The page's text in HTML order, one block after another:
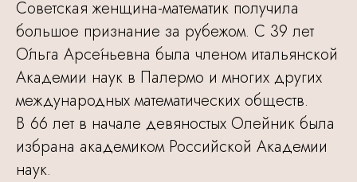
Советская женщина-математик получила
большое признание за рубежом. С 39 лет
О́льга Арсе́ньевна была членом итальянской
Академии наук в Палермо и многих других
международных математических обществ.
В 66 лет в начале девяностых Олейник была
избрана академиком Российской Академии
наук.